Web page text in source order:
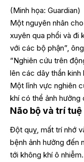
(Minh họa: Guardian)
Một nguyên nhân
xuyên qua phổi và đi
với các bộ phận”,
“Nghiên cứu trên
lên các dây thần kinh
Một lĩnh vực nghiên
khí có thể ảnh
Não bộ và trí tuệ
Đột quỵ, mất trí nhớ
bệnh ảnh hưởng đến
tới không khí ô